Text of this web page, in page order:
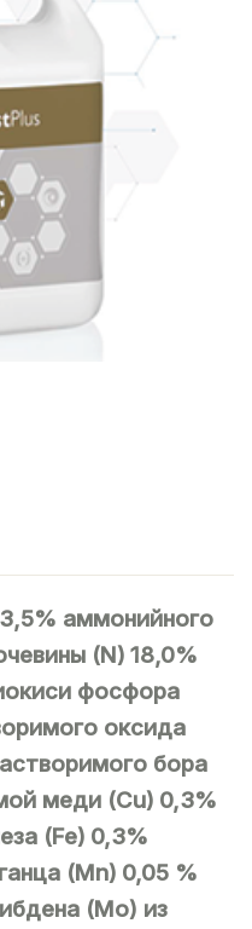
3,5% аммонийного
(N) 18,0%
фосфора
оксида
бора
меди (Cu) 0,3%
(Fe) 0,3%
(Mn) 0,05 %
(Мо) из